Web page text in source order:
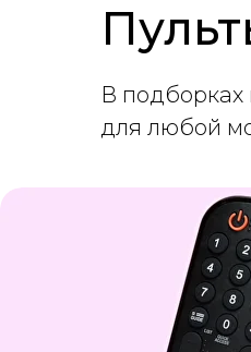
В подборках
для любой